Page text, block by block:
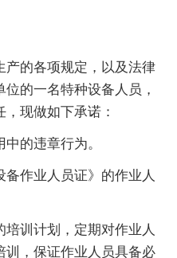
产的各项规定，以及法律
的一名特种设备人员，
现做如下承诺：
的违章行为。
作业人员证》的作业人
训计划，定期对作业人
训，保证作业人员具备必